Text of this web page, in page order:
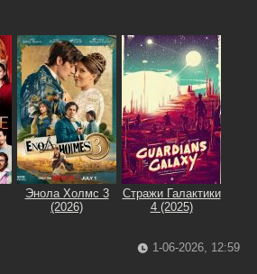
Энола Холмс 3
(2026)
Стражи Галактики
4 (2025)
1-06-2026, 12:59